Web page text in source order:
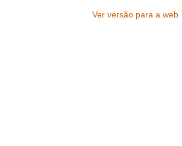
Ver versão para a web